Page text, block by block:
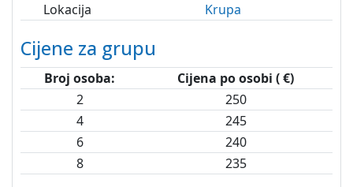
Lokacija Krupa
Cijene za grupu
Broj osoba:
Cijena po osobi ( €)
2
250
4
245
6
240
8
235